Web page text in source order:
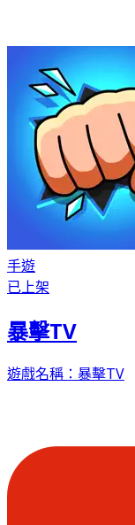
手遊
已上架
暴擊TV
遊戲名稱：暴擊TV